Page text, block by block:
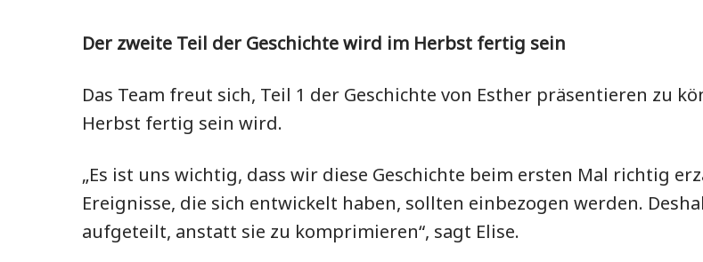
Der zweite Teil der Geschichte wird im Herbst fertig sein
Das Team freut sich, Teil 1 der Geschichte von Esther präsentieren zu
Herbst fertig sein wird.
„Es ist uns wichtig, dass wir diese Geschichte beim ersten Mal richtig
Ereignisse, die sich entwickelt haben, sollten einbezogen werden.
aufgeteilt, anstatt sie zu komprimieren“, sagt Elise.